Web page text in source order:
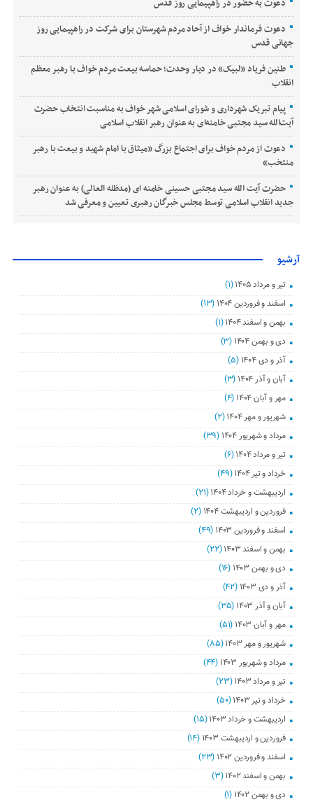
دعوت به حضور در راهپیمایی روز قدس
دعوت فرماندار خواف از آحاد مردم شهرستان برای شرکت در راهپیمایی روز
جهانی قدس
طنین فریاد «لبیک» در دیار وحدت؛ حماسه بیعت مردم خواف با رهبر معظم
انقلاب
پیام تبریک شهرداری و شورای اسلامی شهر خواف به مناسبت انتخاب حضرت
آیت‌الله سید مجتبی خامنه‌ای به عنوان رهبر انقلاب اسلامی
دعوت از مردم خواف برای اجتماع بزرگ «میثاق با امام شهید و بیعت با رهبر
منتخب»
حضرت آیت الله سید مجتبی حسینی خامنه ای (مدظله العالی) به عنوان رهبر
جدید انقلاب اسلامی توسط مجلس خبرگان رهبری تعیین و معرفی شد
آرشیو
تیر و مرداد ۱۴۰۵
(۱)
اسفند و فروردین ۱۴۰۴
(۱۳)
بهمن و اسفند ۱۴۰۴
(۱)
دی و بهمن ۱۴۰۴
(۳)
آذر و دی ۱۴۰۴
(۵)
آبان و آذر ۱۴۰۴
(۳)
مهر و آبان ۱۴۰۴
(۴)
شهریور و مهر ۱۴۰۴
(۲)
مرداد و شهریور ۱۴۰۴
(۳۹)
تیر و مرداد ۱۴۰۴
(۶)
خرداد و تیر ۱۴۰۴
(۴۹)
اردیبهشت و خرداد ۱۴۰۴
(۲۱)
فروردین و اردیبهشت ۱۴۰۴
(۲)
اسفند و فروردین ۱۴۰۳
(۴۹)
بهمن و اسفند ۱۴۰۳
(۲۲)
دی و بهمن ۱۴۰۳
(۱۶)
آذر و دی ۱۴۰۳
(۴۲)
آبان و آذر ۱۴۰۳
(۳۵)
مهر و آبان ۱۴۰۳
(۵۱)
شهریور و مهر ۱۴۰۳
(۸۵)
مرداد و شهریور ۱۴۰۳
(۴۴)
تیر و مرداد ۱۴۰۳
(۲۳)
خرداد و تیر ۱۴۰۳
(۵۰)
اردیبهشت و خرداد ۱۴۰۳
(۱۵)
فروردین و اردیبهشت ۱۴۰۳
(۱۴)
اسفند و فروردین ۱۴۰۲
(۲۳)
بهمن و اسفند ۱۴۰۲
(۳)
دی و بهمن ۱۴۰۲
(۱)